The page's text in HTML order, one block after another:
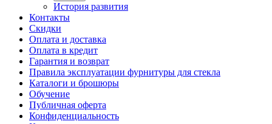
История развития
Контакты
Скидки
Оплата и доставка
Оплата в кредит
Гарантия и возврат
Правила эксплуатации фурнитуры для стекла
Каталоги и брошюры
Обучение
Публичная оферта
Конфиденциальность